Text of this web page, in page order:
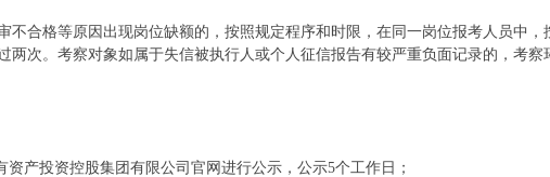
不合格等原因出现岗位缺额的，按照规定程序和时限，在同一岗位报考人员中，
两次。考察对象如属于失信被执行人或个人征信报告有较严重负面记录的，考察
产投资控股集团有限公司官网进行公示，公示5个工作日；